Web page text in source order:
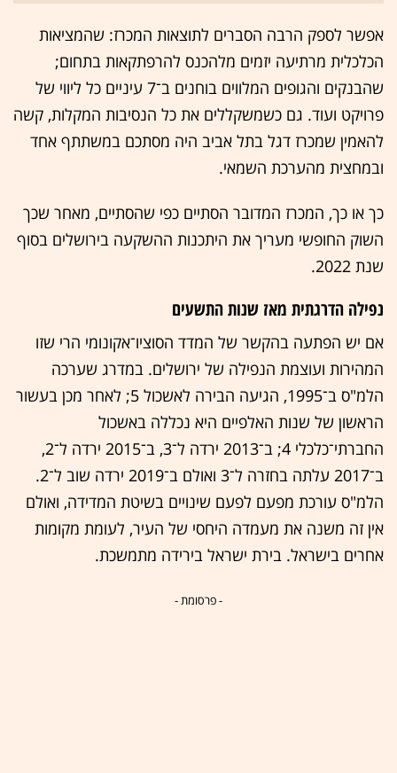
אפשר לספק הרבה הסברים לתוצאות המכרז: שהמציאות
הכלכלית מרתיעה יזמים מלהכנס להרפתקאות בתחום;
שהבנקים והגופים המלווים בוחנים ב־7 עיניים כל ליווי של
פרויקט ועוד. גם כשמשקללים את כל הנסיבות המקלות, קשה
להאמין שמכרז דגל בתל אביב היה מסתכם במשתתף אחד
ובמחצית מהערכת השמאי.
כך או כך, המכרז המדובר הסתיים כפי שהסתיים, מאחר שכך
השוק החופשי מעריך את היתכנות ההשקעה בירושלים בסוף
שנת 2022.
נפילה הדרגתית מאז שנות התשעים
אם יש הפתעה בהקשר של המדד הסוציו־אקונומי הרי שזו
המהירות ועוצמת הנפילה של ירושלים. במדרג שערכה
הלמ"ס ב־1995, הגיעה הבירה לאשכול 5; לאחר מכן בעשור
הראשון של שנות האלפיים היא נכללה באשכול
החברתי־כלכלי 4; ב־2013 ירדה ל־3, ב־2015 ירדה ל־2,
ב־2017 עלתה בחזרה ל־3 ואולם ב־2019 ירדה שוב ל־2.
הלמ"ס עורכת מפעם לפעם שינויים בשיטת המדידה, ואולם
אין זה משנה את מעמדה היחסי של העיר, לעומת מקומות
אחרים בישראל. בירת ישראל בירידה מתמשכת.
- פרסומת -